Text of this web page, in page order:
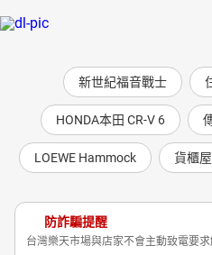
新世紀福音戰士
HONDA本田 CR-V 6
LOEWE Hammock 貨櫃屋
防詐騙提醒
台灣樂天市場與店家不會主動致電要